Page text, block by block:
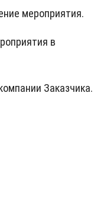
мероприятия.
в
Заказчика.